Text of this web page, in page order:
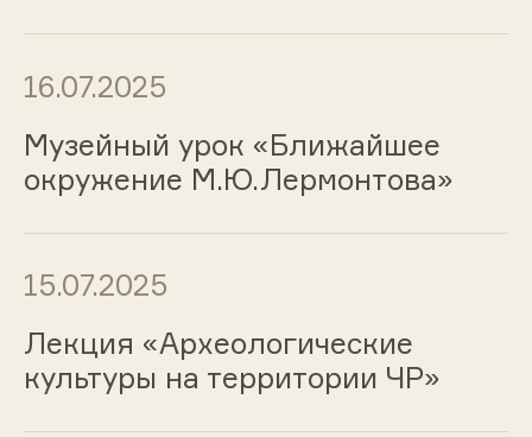
16.07.2025
Музейный урок «Ближайшее
окружение М.Ю.Лермонтова»
15.07.2025
Лекция «Археологические
культуры на территории ЧР»